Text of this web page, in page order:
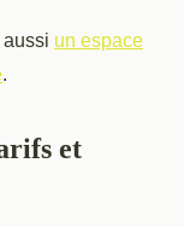
un espace
.
et